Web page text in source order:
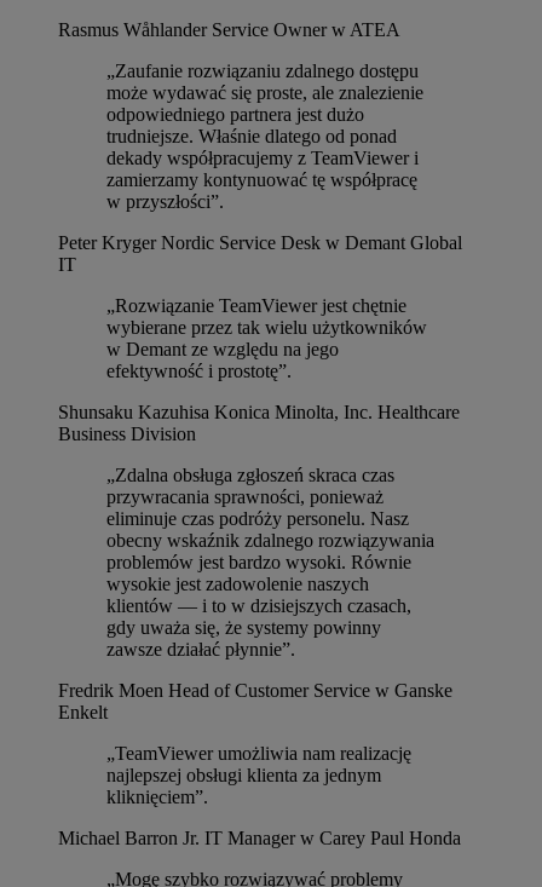
Rasmus Wåhlander Service Owner w ATEA
„Zaufanie rozwiązaniu zdalnego dostępu
może wydawać się proste, ale znalezienie
odpowiedniego partnera jest dużo
trudniejsze. Właśnie dlatego od ponad
dekady współpracujemy z TeamViewer i
zamierzamy kontynuować tę współpracę
w przyszłości”.
Peter Kryger Nordic Service Desk w Demant Global
IT
„Rozwiązanie TeamViewer jest chętnie
wybierane przez tak wielu użytkowników
w Demant ze względu na jego
efektywność i prostotę”.
Shunsaku Kazuhisa Konica Minolta, Inc. Healthcare
Business Division
„Zdalna obsługa zgłoszeń skraca czas
przywracania sprawności, ponieważ
eliminuje czas podróży personelu. Nasz
obecny wskaźnik zdalnego rozwiązywania
problemów jest bardzo wysoki. Równie
wysokie jest zadowolenie naszych
klientów — i to w dzisiejszych czasach,
gdy uważa się, że systemy powinny
zawsze działać płynnie”.
Fredrik Moen Head of Customer Service w Ganske
Enkelt
„TeamViewer umożliwia nam realizację
najlepszej obsługi klienta za jednym
kliknięciem”.
Michael Barron Jr. IT Manager w Carey Paul Honda
„Mogę szybko rozwiązywać problemy